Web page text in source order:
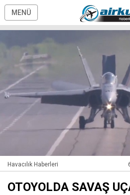
MENÜ
Havacılık Haberleri
OTOYOLDA SAVAŞ